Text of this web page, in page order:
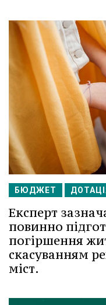
БЮДЖЕТ
Експерт
повинно
погіршення
скасуванням
міст.